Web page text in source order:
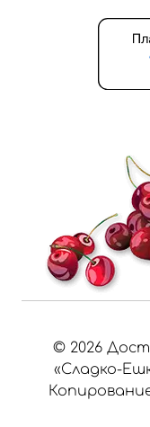
© 2026
«Сладко-